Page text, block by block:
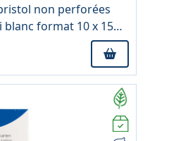
non perforées
format 10 x 15